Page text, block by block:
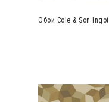
Обои Cole & Son Ingot